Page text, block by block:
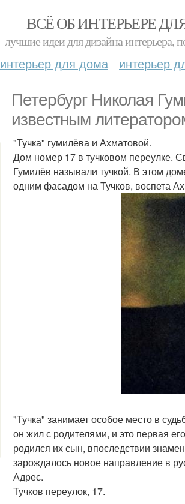
ВСЁ ОБ ИНТЕРЬЕРЕ
лучшие идеи для дизайна интерьера,
интерьер для дома интерьер
Петербург Николая
известным
"Тучка" гумилёва и Ахматовой.
Дом номер 17 в тучковом переулке.
Гумилёв называли тучкой. В этом
одним фасадом на Тучков, воспета
"Тучка" занимает особое место в
он жил с родителями, и это первая
родился их сын, впоследствии
зарождалось новое направление в
Адрес.
Тучков переулок, 17.